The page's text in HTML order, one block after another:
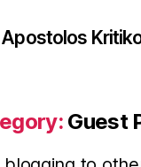
Apostolos
Guest